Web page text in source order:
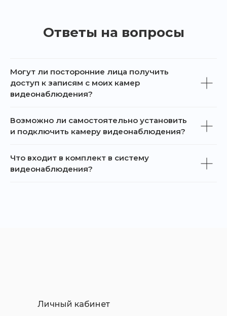
Ответы на вопросы
Могут ли посторонние лица получить
доступ к записям с моих камер
видеонаблюдения?
Возможно ли самостоятельно установить
и подключить камеру видеонаблюдения?
Что входит в комплект в систему
видеонаблюдения?
Личный кабинет